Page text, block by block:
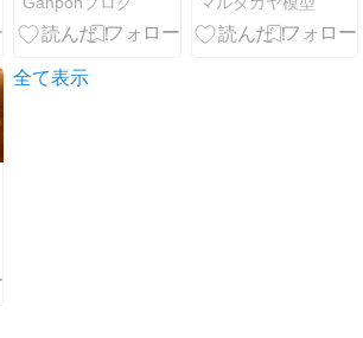
DysonSV33ア
ダプタ
全て表示